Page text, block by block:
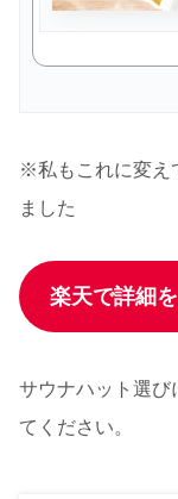
※私もこれに変え
ました
楽天で詳細
サウナハット選び
てください。